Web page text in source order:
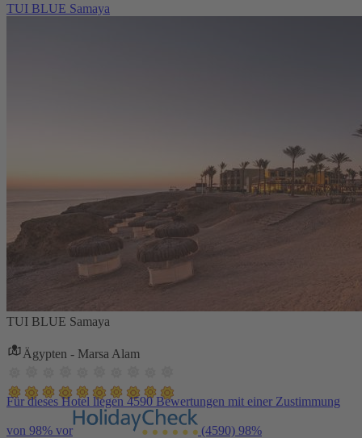
TUI BLUE Samaya
TUI BLUE Samaya
Ägypten - Marsa Alam
Für dieses Hotel liegen 4590 Bewertungen mit einer Zustimmung
von 98% vor (4590) 98%